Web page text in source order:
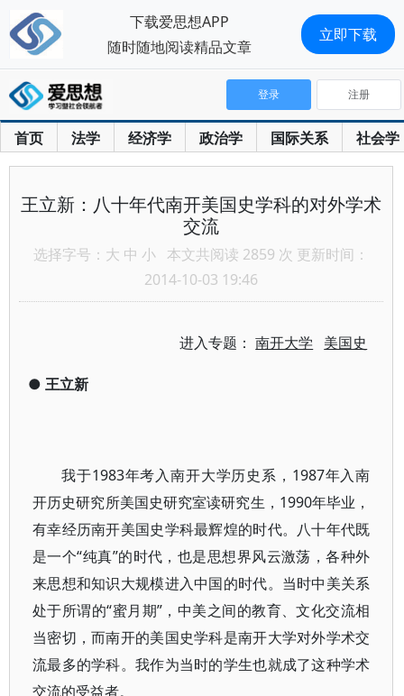
首页 法学 经济学 政治学 国际关系 社会学
登录 注册
王立新：八十年代南开美国史学科的对外学术
交流
选择字号： 大 中 小 本文共阅读 2859 次 更新时间：
2014-10-03 19:46
进入专题：南开大学 美国史
● 王立新
我于1983年考入南开大学历史系，1987年入南
开历史研究所美国史研究室读研究生，1990年毕业，
有幸经历南开美国史学科最辉煌的时代。八十年代既
是一个“纯真”的时代，也是思想界风云激荡，各种外
来思想和知识大规模进入中国的时代。当时中美关系
处于所谓的“蜜月期”，中美之间的教育、文化交流相
当密切，而南开的美国史学科是南开大学对外学术交
流最多的学科。我作为当时的学生也就成了这种学术
交流的受益者。
下载爱思想APP
随时随地阅读精品文章
立即下载